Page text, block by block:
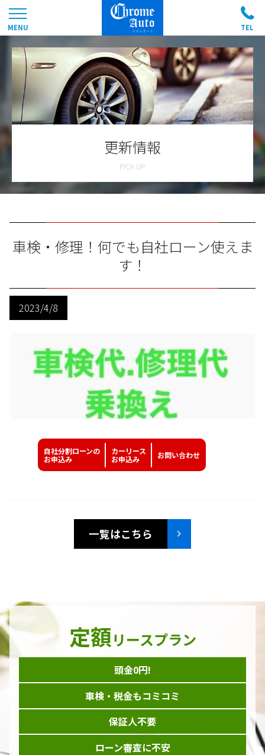
更新情報
車検・修理！何でも自社ローン使えま
す！
2023/4/8
自社分割ローンの
お申込み
カーリース
お申込み
お問い合わせ
一覧はこちら
定額リースプラン
頭金0円!
車検・税金もコミコミ
保証人不要
ローン審査に不安